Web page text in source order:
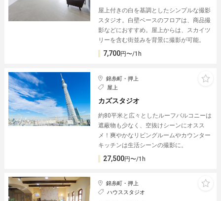
屋上付きの白を基調としたシンプルな撮影
スタジオ。白壁ベースのフロアは、商品撮
影などにおすすめ。屋上からは、スカイツ
リーを含む街並みを背景に撮影が可能。
7,700円〜/1h
錦糸町・押上
屋上
カズスタジオ
約80平米と広々としたルーフバルコニーは
遮蔽物も少なく、空抜けシーンにオスス
メ！爽やかなリビングルームやカウンター
キッチンは生活シーンの撮影に。
27,500円〜/1h
錦糸町・押上
ハウススタジオ